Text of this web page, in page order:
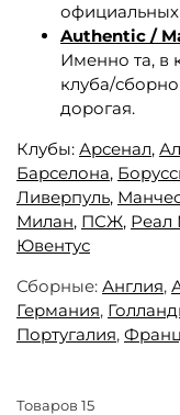
официальных
Authentic /
Именно та, в
клуба/
дорогая.
Клубы: Арсенал,
Барселона,
Ливерпуль,
Милан, ПСЖ, Реал
Ювентус
Сборные: Англия,
Германия,
Португалия,
Товаров 15